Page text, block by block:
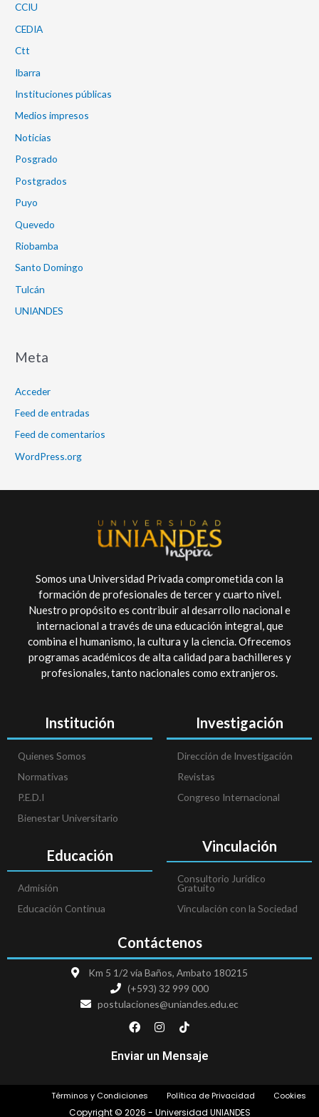
CCIU
CEDIA
Ctt
Ibarra
Instituciones públicas
Medios impresos
Noticias
Posgrado
Postgrados
Puyo
Quevedo
Riobamba
Santo Domingo
Tulcán
UNIANDES
Meta
Acceder
Feed de entradas
Feed de comentarios
WordPress.org
Somos una Universidad Privada comprometida con la
formación de profesionales de tercer y cuarto nivel.
Nuestro propósito es contribuir al desarrollo nacional e
internacional a través de una educación integral, que
combina el humanismo, la cultura y la ciencia. Ofrecemos
programas académicos de alta calidad para bachilleres y
profesionales, tanto nacionales como extranjeros.
Institución
Quienes Somos
Normativas
P.E.D.I
Bienestar Universitario
Educación
Admisión
Educación Continua
Investigación
Dirección de Investigación
Revistas
Congreso Internacional
Vinculación
Consultorio Jurídico
Gratuito
Vinculación con la Sociedad
Contáctenos
Km 5 1/2 vía Baños, Ambato 180215
(+593) 32 999 000
postulaciones@uniandes.edu.ec
F
a
e
o
k
I
n
t
r
m
T
i
t
Enviar un Mensaje
Copyright © 2026 - Universidad UNIANDES
Términos y Condiciones Política de Privacidad Cookies